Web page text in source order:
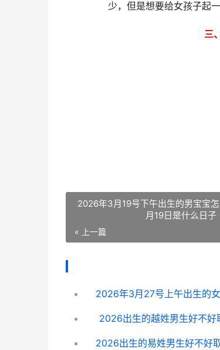
少，但是想要给女孩子起
三
2026年3月19号下午出生的男宝宝
月19日是什么日子
« 上一篇
2026出生的越姓男生好不好